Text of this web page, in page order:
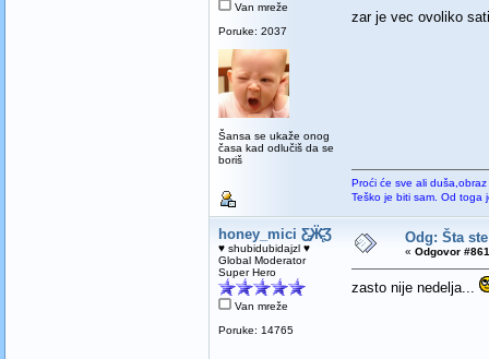
Van mreže
Poruke: 2037
Šansa se ukaže onog
časa kad odlučiš da se
boriš
zar je vec ovoliko
Proći će sve ali
Teško je biti sam. Od toga
honey_mici Ƹ̵̡Ӝ̵̨̄Ʒ
♥ shubidubidajzl ♥
Global Moderator
Super Hero
Van mreže
Poruke: 14765
Odg: Šta
« Odgovor
zasto nije nedelja...